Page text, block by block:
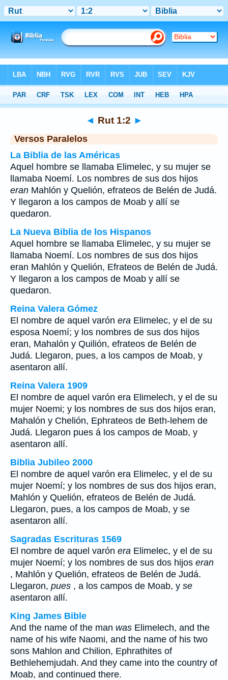
>Rut> Capítulo 1> Verso 2
◄ Rut 1:2 ►
Versos Paralelos
La Biblia de las Américas
Aquel hombre se llamaba Elimelec, y su mujer se
llamaba Noemí. Los nombres de sus dos hijos
eran Mahlón y Quelión, efrateos de Belén de Judá.
Y llegaron a los campos de Moab y allí se
quedaron.
La Nueva Biblia de los Hispanos
Aquel hombre se llamaba Elimelec, y su mujer se
llamaba Noemí. Los nombres de sus dos hijos
eran Mahlón y Quelión, Efrateos de Belén de Judá.
Y llegaron a los campos de Moab y allí se
quedaron.
Reina Valera Gómez
El nombre de aquel varón era Elimelec, y el de su
esposa Noemí; y los nombres de sus dos hijos
eran, Mahalón y Quilión, efrateos de Belén de
Judá. Llegaron, pues, a los campos de Moab, y
asentaron allí.
Reina Valera 1909
El nombre de aquel varón era Elimelech, y el de su
mujer Noemi; y los nombres de sus dos hijos eran,
Mahalón y Chelión, Ephrateos de Beth-lehem de
Judá. Llegaron pues á los campos de Moab, y
asentaron allí.
Biblia Jubileo 2000
El nombre de aquel varón era Elimelec, y el de su
mujer Noemí; y los nombres de sus dos hijos eran,
Mahlón y Quelión, efrateos de Belén de Judá.
Llegaron, pues, a los campos de Moab, y se
asentaron allí.
Sagradas Escrituras 1569
El nombre de aquel varón era Elimelec, y el de su
mujer Noemí; y los nombres de sus dos hijos eran
, Mahlón y Quelión, efrateos de Belén de Judá.
Llegaron, pues , a los campos de Moab, y se
asentaron allí.
King James Bible
And the name of the man was Elimelech, and the
name of his wife Naomi, and the name of his two
sons Mahlon and Chilion, Ephrathites of
Bethlehemjudah. And they came into the country of
Moab, and continued there.